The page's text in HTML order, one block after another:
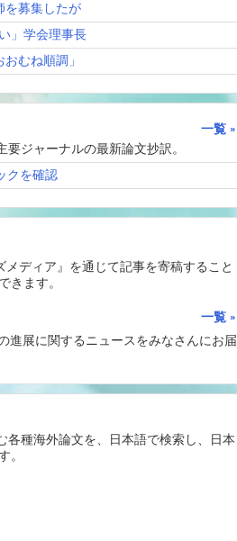
を募集したが
」学会理事長
むね順調」
一覧
ジャーナルの最新論文抄訳。
クを確認
ディア』を通じて記事を寄稿すること
きます。
一覧
進展に関するニュースをみなさんにお届
各種海外論文を、日本語で検索し、日本
。